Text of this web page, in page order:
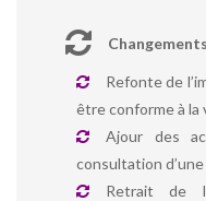
Changements
Refonte de
être conforme à la
Ajour des
consultation
Retrait de